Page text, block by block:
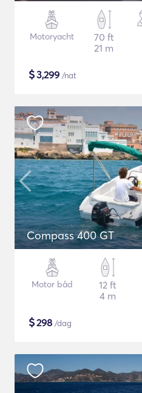
Motoryacht
70 ft
21 m
$3,299 /nat
Compass 400 GT
Motor båd
12 ft
4 m
$298 /dag